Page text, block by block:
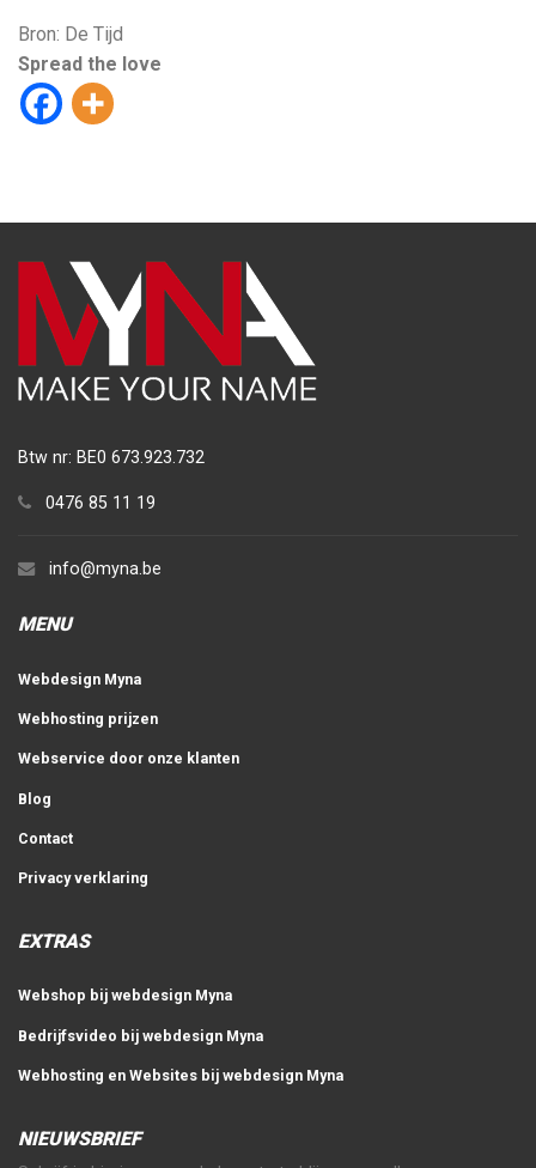
Bron: De Tijd
Spread the love
Btw nr: BE0 673.923.732
0476 85 11 19
info@myna.be
MENU
Webdesign Myna
Webhosting prijzen
Webservice door onze klanten
Blog
Contact
Privacy verklaring
EXTRAS
Webshop bij webdesign Myna
Bedrijfsvideo bij webdesign Myna
Webhosting en Websites bij webdesign Myna
NIEUWSBRIEF